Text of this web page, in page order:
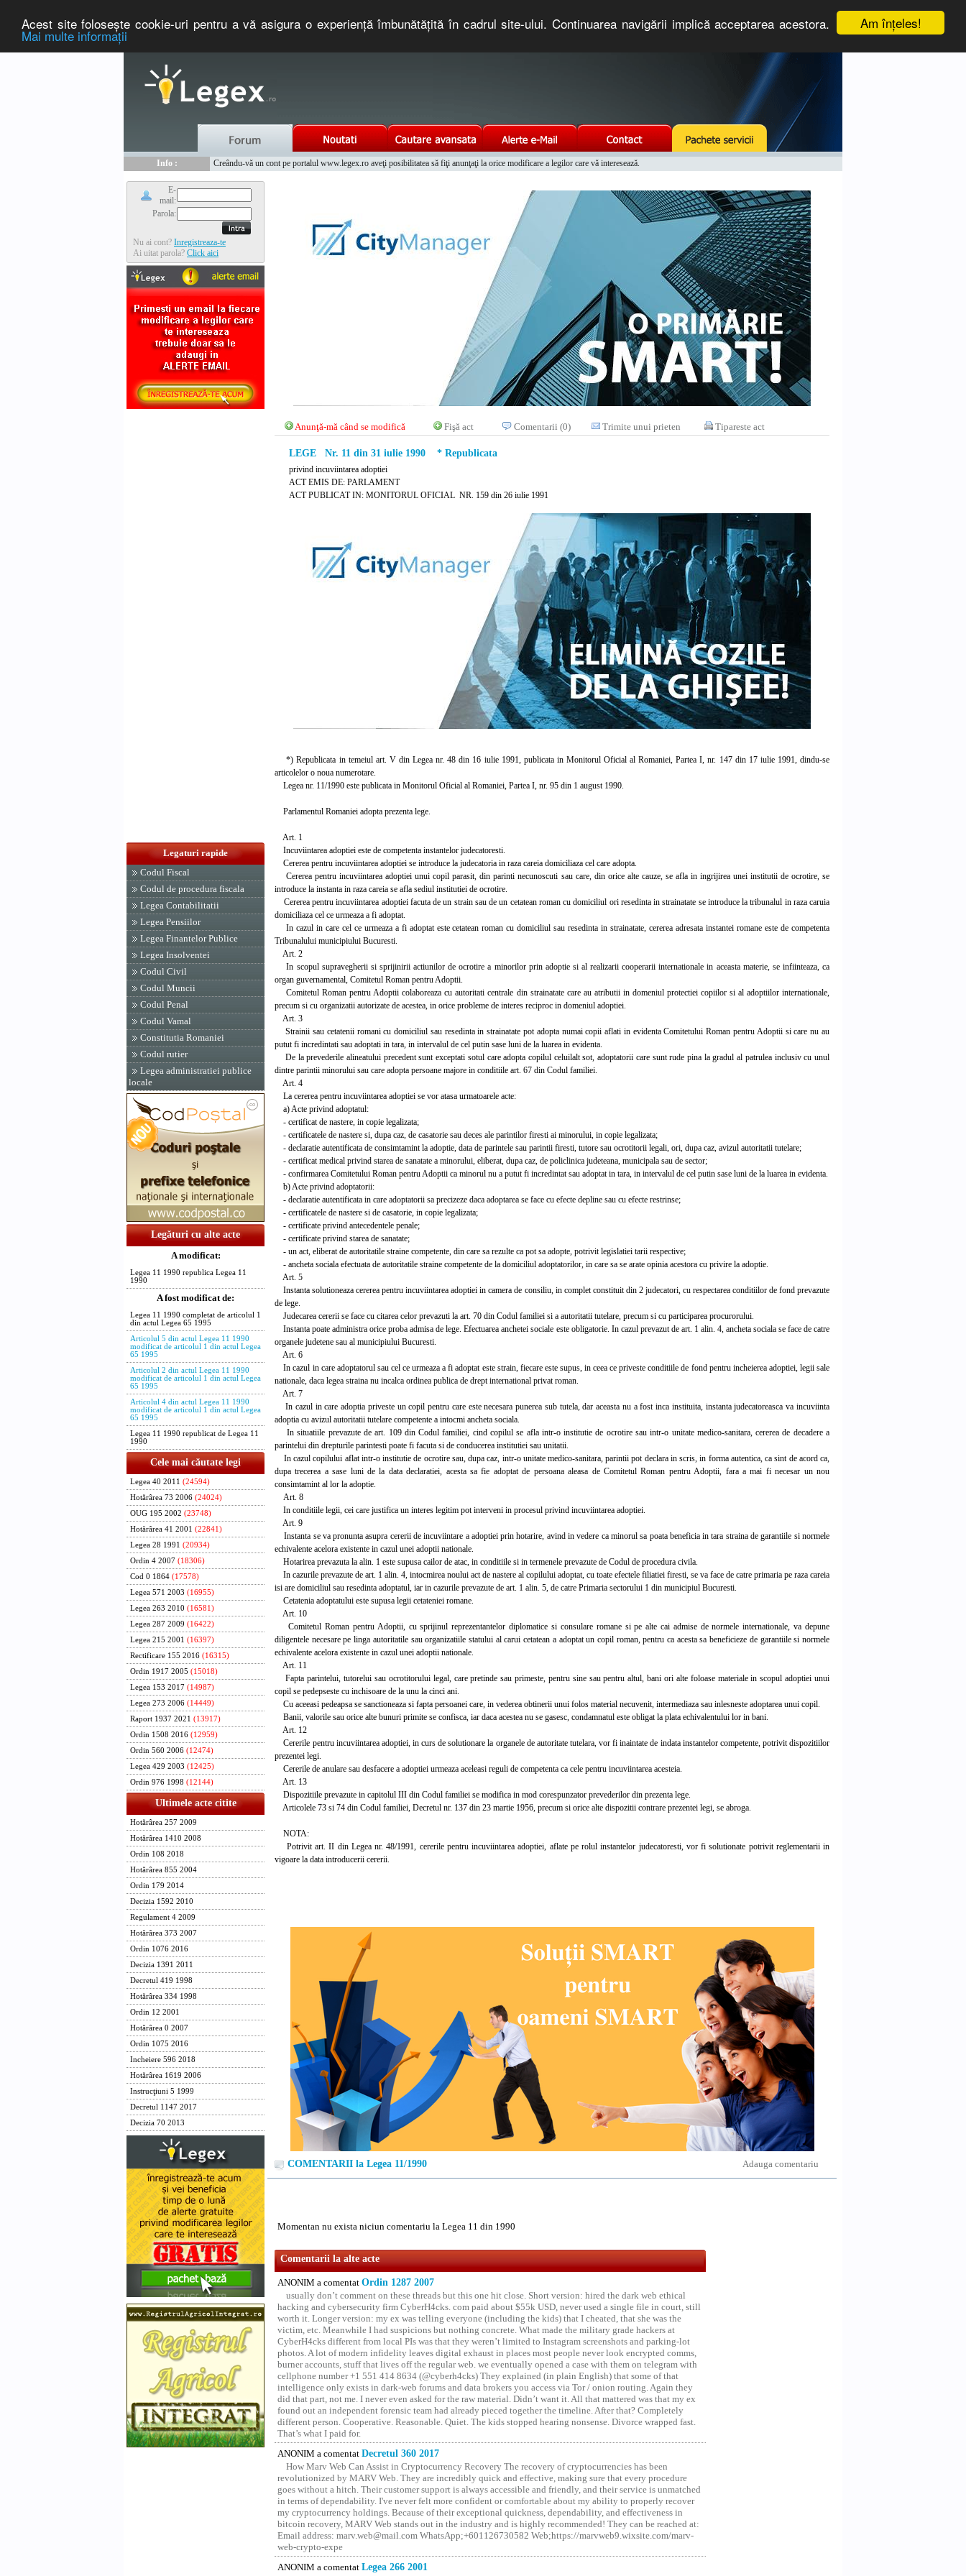
Am înţeles!
Acest site foloseşte cookie-uri pentru a vă asigura o experienţă îmbunătăţită în cadrul site-ului. Continuarea navigării implică acceptarea acestora.
Mai multe informaţii
Info :
Creându-vă un cont pe portalul www.legex.ro aveţi posibilitatea să fiţi anunţaţi la orice modificare a legilor care vă interesează.
E-
mail:
Parola:
Nu ai cont? Inregistreaza-te
Ai uitat parola? Click aici
Legaturi rapide
Codul Fiscal
Codul de procedura fiscala
Legea Contabilitatii
Legea Pensiilor
Legea Finantelor Publice
Legea Insolventei
Codul Civil
Codul Muncii
Codul Penal
Codul Vamal
Constitutia Romaniei
Codul rutier
Legea administratiei publice
locale
Legături cu alte acte
A modificat:
Legea 11 1990 republica Legea 11
1990
A fost modificat de:
Legea 11 1990 completat de articolul 1
din actul Legea 65 1995
Articolul 5 din actul Legea 11 1990
modificat de articolul 1 din actul Legea
65 1995
Articolul 2 din actul Legea 11 1990
modificat de articolul 1 din actul Legea
65 1995
Articolul 4 din actul Legea 11 1990
modificat de articolul 1 din actul Legea
65 1995
Legea 11 1990 republicat de Legea 11
1990
Cele mai căutate legi
Legea 40 2011 (24594)
Hotărârea 73 2006 (24024)
OUG 195 2002 (23748)
Hotărârea 41 2001 (22841)
Legea 28 1991 (20934)
Ordin 4 2007 (18306)
Cod 0 1864 (17578)
Legea 571 2003 (16955)
Legea 263 2010 (16581)
Legea 287 2009 (16422)
Legea 215 2001 (16397)
Rectificare 155 2016 (16315)
Ordin 1917 2005 (15018)
Legea 153 2017 (14987)
Legea 273 2006 (14449)
Raport 1937 2021 (13917)
Ordin 1508 2016 (12959)
Ordin 560 2006 (12474)
Legea 429 2003 (12425)
Ordin 976 1998 (12144)
Ultimele acte citite
Hotărârea 257 2009
Hotărârea 1410 2008
Ordin 108 2018
Hotărârea 855 2004
Ordin 179 2014
Decizia 1592 2010
Regulament 4 2009
Hotărârea 373 2007
Ordin 1076 2016
Decizia 1391 2011
Decretul 419 1998
Hotărârea 334 1998
Ordin 12 2001
Hotărârea 0 2007
Ordin 1075 2016
Incheiere 596 2018
Hotărârea 1619 2006
Instrucţiuni 5 1999
Decretul 1147 2017
Decizia 70 2013
Anunţă-mă când se modifică Fişă act Comentarii (0) Trimite unui prieten Tipareste act
LEGE Nr. 11 din 31 iulie 1990 * Republicata
privind incuviintarea adoptiei
ACT EMIS DE: PARLAMENT
ACT PUBLICAT IN: MONITORUL OFICIAL NR. 159 din 26 iulie 1991
*) Republicata in temeiul art. V din Legea nr. 48 din 16 iulie 1991, publicata in Monitorul Oficial al Romaniei, Partea I, nr. 147 din 17 iulie 1991, dindu-se
articolelor o noua numerotare.
Legea nr. 11/1990 este publicata in Monitorul Oficial al Romaniei, Partea I, nr. 95 din 1 august 1990.
Parlamentul Romaniei adopta prezenta lege.
Art. 1
Incuviintarea adoptiei este de competenta instantelor judecatoresti.
Cererea pentru incuviintarea adoptiei se introduce la judecatoria in raza careia domiciliaza cel care adopta.
Cererea pentru incuviintarea adoptiei unui copil parasit, din parinti necunoscuti sau care, din orice alte cauze, se afla in ingrijirea unei institutii de ocrotire, se
introduce la instanta in raza careia se afla sediul institutiei de ocrotire.
Cererea pentru incuviintarea adoptiei facuta de un strain sau de un cetatean roman cu domiciliul ori resedinta in strainatate se introduce la tribunalul in raza caruia
domiciliaza cel ce urmeaza a fi adoptat.
In cazul in care cel ce urmeaza a fi adoptat este cetatean roman cu domiciliul sau resedinta in strainatate, cererea adresata instantei romane este de competenta
Tribunalului municipiului Bucuresti.
Art. 2
In scopul supravegherii si sprijinirii actiunilor de ocrotire a minorilor prin adoptie si al realizarii cooperarii internationale in aceasta materie, se infiinteaza, ca
organ guvernamental, Comitetul Roman pentru Adoptii.
Comitetul Roman pentru Adoptii colaboreaza cu autoritati centrale din strainatate care au atributii in domeniul protectiei copiilor si al adoptiilor internationale,
precum si cu organizatii autorizate de acestea, in orice probleme de interes reciproc in domeniul adoptiei.
Art. 3
Strainii sau cetatenii romani cu domiciliul sau resedinta in strainatate pot adopta numai copii aflati in evidenta Comitetului Roman pentru Adoptii si care nu au
putut fi incredintati sau adoptati in tara, in intervalul de cel putin sase luni de la luarea in evidenta.
De la prevederile alineatului precedent sunt exceptati sotul care adopta copilul celuilalt sot, adoptatorii care sunt rude pina la gradul al patrulea inclusiv cu unul
dintre parintii minorului sau care adopta persoane majore in conditiile art. 67 din Codul familiei.
Art. 4
La cererea pentru incuviintarea adoptiei se vor atasa urmatoarele acte:
a) Acte privind adoptatul:
- certificat de nastere, in copie legalizata;
- certificatele de nastere si, dupa caz, de casatorie sau deces ale parintilor firesti ai minorului, in copie legalizata;
- declaratie autentificata de consimtamint la adoptie, data de parintele sau parintii firesti, tutore sau ocrotitorii legali, ori, dupa caz, avizul autoritatii tutelare;
- certificat medical privind starea de sanatate a minorului, eliberat, dupa caz, de policlinica judeteana, municipala sau de sector;
- confirmarea Comitetului Roman pentru Adoptii ca minorul nu a putut fi incredintat sau adoptat in tara, in intervalul de cel putin sase luni de la luarea in evidenta.
b) Acte privind adoptatorii:
- declaratie autentificata in care adoptatorii sa precizeze daca adoptarea se face cu efecte depline sau cu efecte restrinse;
- certificatele de nastere si de casatorie, in copie legalizata;
- certificate privind antecedentele penale;
- certificate privind starea de sanatate;
- un act, eliberat de autoritatile straine competente, din care sa rezulte ca pot sa adopte, potrivit legislatiei tarii respective;
- ancheta sociala efectuata de autoritatile straine competente de la domiciliul adoptatorilor, in care sa se arate opinia acestora cu privire la adoptie.
Art. 5
Instanta solutioneaza cererea pentru incuviintarea adoptiei in camera de consiliu, in complet constituit din 2 judecatori, cu respectarea conditiilor de fond prevazute
de lege.
Judecarea cererii se face cu citarea celor prevazuti la art. 70 din Codul familiei si a autoritatii tutelare, precum si cu participarea procurorului.
Instanta poate administra orice proba admisa de lege. Efectuarea anchetei sociale este obligatorie. In cazul prevazut de art. 1 alin. 4, ancheta sociala se face de catre
organele judetene sau al municipiului Bucuresti.
Art. 6
In cazul in care adoptatorul sau cel ce urmeaza a fi adoptat este strain, fiecare este supus, in ceea ce priveste conditiile de fond pentru incheierea adoptiei, legii sale
nationale, daca legea straina nu incalca ordinea publica de drept international privat roman.
Art. 7
In cazul in care adoptia priveste un copil pentru care este necesara punerea sub tutela, dar aceasta nu a fost inca instituita, instanta judecatoreasca va incuviinta
adoptia cu avizul autoritatii tutelare competente a intocmi ancheta sociala.
In situatiile prevazute de art. 109 din Codul familiei, cind copilul se afla intr-o institutie de ocrotire sau intr-o unitate medico-sanitara, cererea de decadere a
parintelui din drepturile parintesti poate fi facuta si de conducerea institutiei sau unitatii.
In cazul copilului aflat intr-o institutie de ocrotire sau, dupa caz, intr-o unitate medico-sanitara, parintii pot declara in scris, in forma autentica, ca sint de acord ca,
dupa trecerea a sase luni de la data declaratiei, acesta sa fie adoptat de persoana aleasa de Comitetul Roman pentru Adoptii, fara a mai fi necesar un nou
consimtamint al lor la adoptie.
Art. 8
In conditiile legii, cei care justifica un interes legitim pot interveni in procesul privind incuviintarea adoptiei.
Art. 9
Instanta se va pronunta asupra cererii de incuviintare a adoptiei prin hotarire, avind in vedere ca minorul sa poata beneficia in tara straina de garantiile si normele
echivalente acelora existente in cazul unei adoptii nationale.
Hotarirea prevazuta la alin. 1 este supusa cailor de atac, in conditiile si in termenele prevazute de Codul de procedura civila.
In cazurile prevazute de art. 1 alin. 4, intocmirea noului act de nastere al copilului adoptat, cu toate efectele filiatiei firesti, se va face de catre primaria pe raza careia
isi are domiciliul sau resedinta adoptatul, iar in cazurile prevazute de art. 1 alin. 5, de catre Primaria sectorului 1 din municipiul Bucuresti.
Cetatenia adoptatului este supusa legii cetateniei romane.
Art. 10
Comitetul Roman pentru Adoptii, cu sprijinul reprezentantelor diplomatice si consulare romane si pe alte cai admise de normele internationale, va depune
diligentele necesare pe linga autoritatile sau organizatiile statului al carui cetatean a adoptat un copil roman, pentru ca acesta sa beneficieze de garantiile si normele
echivalente acelora existente in cazul unei adoptii nationale.
Art. 11
Fapta parintelui, tutorelui sau ocrotitorului legal, care pretinde sau primeste, pentru sine sau pentru altul, bani ori alte foloase materiale in scopul adoptiei unui
copil se pedepseste cu inchisoare de la unu la cinci ani.
Cu aceeasi pedeapsa se sanctioneaza si fapta persoanei care, in vederea obtinerii unui folos material necuvenit, intermediaza sau inlesneste adoptarea unui copil.
Banii, valorile sau orice alte bunuri primite se confisca, iar daca acestea nu se gasesc, condamnatul este obligat la plata echivalentului lor in bani.
Art. 12
Cererile pentru incuviintarea adoptiei, in curs de solutionare la organele de autoritate tutelara, vor fi inaintate de indata instantelor competente, potrivit dispozitiilor
prezentei legi.
Cererile de anulare sau desfacere a adoptiei urmeaza aceleasi reguli de competenta ca cele pentru incuviintarea acesteia.
Art. 13
Dispozitiile prevazute in capitolul III din Codul familiei se modifica in mod corespunzator prevederilor din prezenta lege.
Articolele 73 si 74 din Codul familiei, Decretul nr. 137 din 23 martie 1956, precum si orice alte dispozitii contrare prezentei legi, se abroga.
NOTA:
Potrivit art. II din Legea nr. 48/1991, cererile pentru incuviintarea adoptiei, aflate pe rolul instantelor judecatoresti, vor fi solutionate potrivit reglementarii in
vigoare la data introducerii cererii.
Adauga comentariu
COMENTARII la Legea 11/1990
Momentan nu exista niciun comentariu la Legea 11 din 1990
Comentarii la alte acte
ANONIM a comentat Ordin 1287 2007
usually don’t comment on these threads but this one hit close. Short version: hired the dark web ethical
hacking and cybersecurity firm CyberH4cks. com paid about $55k USD, never used a single file in court, still
worth it. Longer version: my ex was telling everyone (including the kids) that I cheated, that she was the
victim, etc. Meanwhile I had suspicions but nothing concrete. What made the military grade hackers at
CyberH4cks different from local PIs was that they weren’t limited to Instagram screenshots and parking-lot
photos. A lot of modern infidelity leaves digital exhaust in places most people never look encrypted comms,
burner accounts, stuff that lives off the regular web. we eventually opened a case with them on telegram with
cellphone number +1 551 414 8634 (@cyberh4cks) They explained (in plain English) that some of that
intelligence only exists in dark-web forums and data brokers you access via Tor / onion routing. Again they
did that part, not me. I never even asked for the raw material. Didn’t want it. All that mattered was that my ex
found out an independent forensic team had already pieced together the timeline. After that? Completely
different person. Cooperative. Reasonable. Quiet. The kids stopped hearing nonsense. Divorce wrapped fast.
That’s what I paid for.
ANONIM a comentat Decretul 360 2017
How Marv Web Can Assist in Cryptocurrency Recovery The recovery of cryptocurrencies has been
revolutionized by MARV Web. They are incredibly quick and effective, making sure that every procedure
goes without a hitch. Their customer support is always accessible and friendly, and their service is unmatched
in terms of dependability. I've never felt more confident or comfortable about my ability to properly recover
my cryptocurrency holdings. Because of their exceptional quickness, dependability, and effectiveness in
bitcoin recovery, MARV Web stands out in the industry and is highly recommended! They can be reached at:
Email address: marv.web@mail.com WhatsApp;+601126730582 Web;https://marvweb9.wixsite.com/marv-
web-crypto-expe
ANONIM a comentat Legea 266 2001